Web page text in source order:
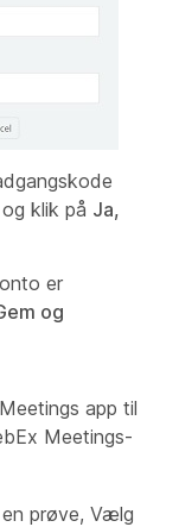
klik på Ja,
er
og
app til
Meetings-
prøve, Vælg